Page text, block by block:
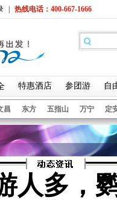
热线电话：400-667-1666
特惠酒店 参团游 自
昌 东方 五指山 万宁 定
人多，